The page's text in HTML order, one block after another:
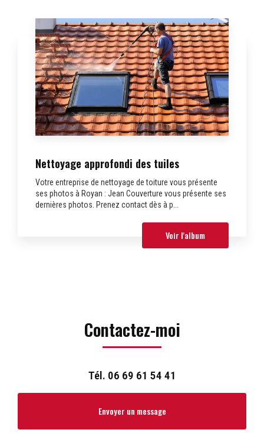
Nettoyage approfondi des tuiles
Votre entreprise de nettoyage de toiture vous présente
ses photos à Royan : Jean Couverture vous présente ses
dernières photos. Prenez contact dès à p...
Voir l'album
Contactez-moi
Tél. 06 69 61 54 41
Envoyer un message